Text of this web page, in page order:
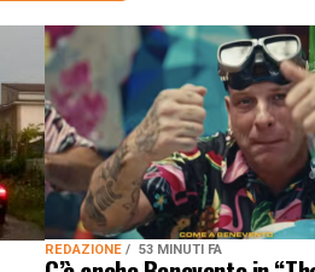
REDAZIONE 53 MINUTI FA